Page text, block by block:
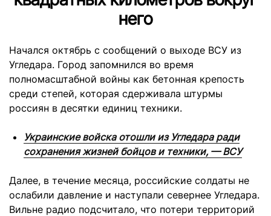
него
Начался октябрь с сообщений о выходе ВСУ из
Угледара. Город запомнился во время
полномасштабной войны как бетонная крепость
среди степей, которая сдерживала штурмы
россиян в десятки единиц техники.
Украинские войска отошли из Угледара ради
сохранения жизней бойцов и техники, — ВСУ
Далее, в течение месяца, российские солдаты не
ослабили давление и наступали севернее Угледара.
Вильне радио подсчитало, что потери территорий